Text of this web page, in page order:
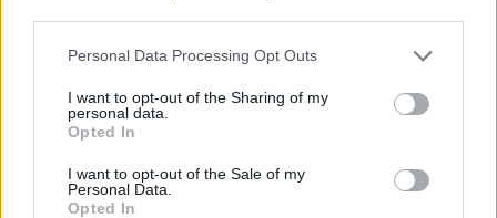
Personal Data Processing Opt Outs
I want to opt-out of the Sharing of my
personal data.
Opted In
I want to opt-out of the Sale of my
Personal Data.
Opted In
Railow
32 766 visningar8 kommentarer
Phenomen